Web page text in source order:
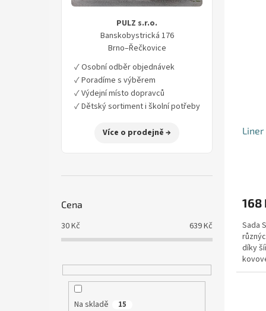
PULZ s.r.o.
Banskobystrická 176
Brno–Řečkovice
✓ Osobní odběr objednávek
✓ Poradíme s výběrem
✓ Výdejní místo dopravců
✓ Dětský sortiment i školní potřeby
Více o prodejně →
Cena
30Kč 639Kč
Na skladě 15
Liner
168
Sada
díky